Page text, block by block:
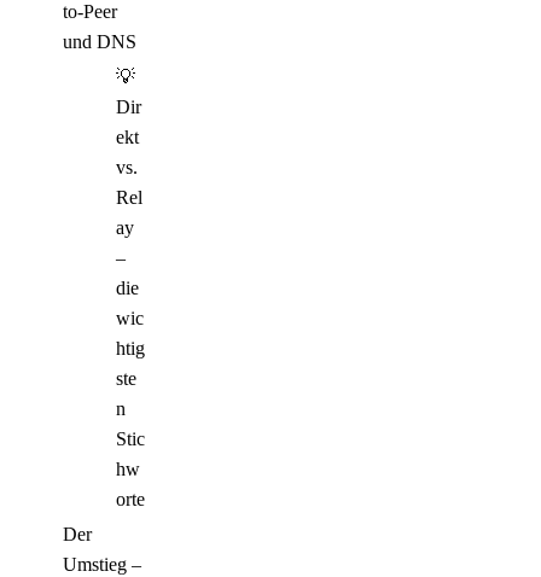
to-Peer
und DNS
💡
Dir
ekt
vs.
Rel
ay
–
die
wic
htig
ste
n
Stic
hw
orte
Der
Umstieg –